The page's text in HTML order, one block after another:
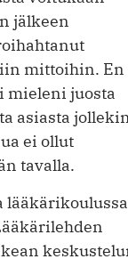
jälkeen
mittoihin. En
mieleni juosta
asiasta
ei ollut
tavalla.